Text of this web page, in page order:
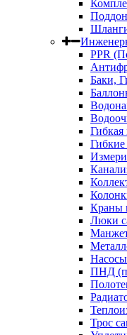
PPR
Баки,
Гибкая
Краны
Люки
Насосы
ПНД
Трос